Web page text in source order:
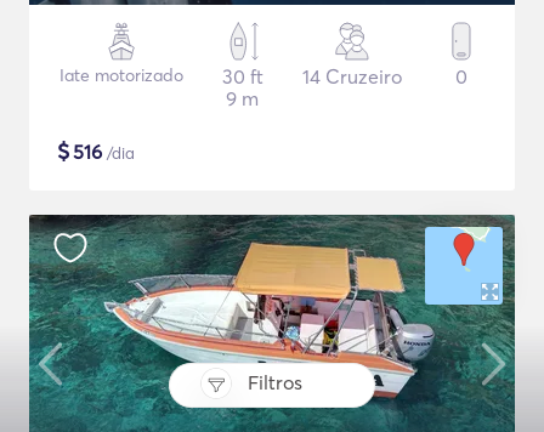
Filtros
Iate motorizado
30 ft
9 m
14 Cruzeiro 0
$516 /dia